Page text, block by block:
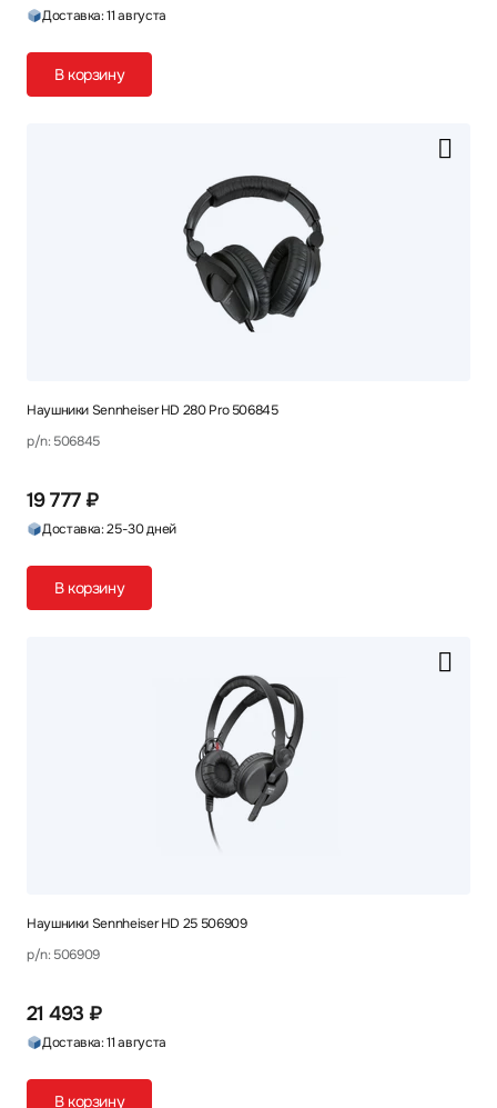
Доставка: 11 августа
В корзину
Наушники Sennheiser HD 280 Pro 506845
p/n: 506845
19 777 ₽
Доставка: 25-30 дней
В корзину
Наушники Sennheiser HD 25 506909
p/n: 506909
21 493 ₽
Доставка: 11 августа
В корзину